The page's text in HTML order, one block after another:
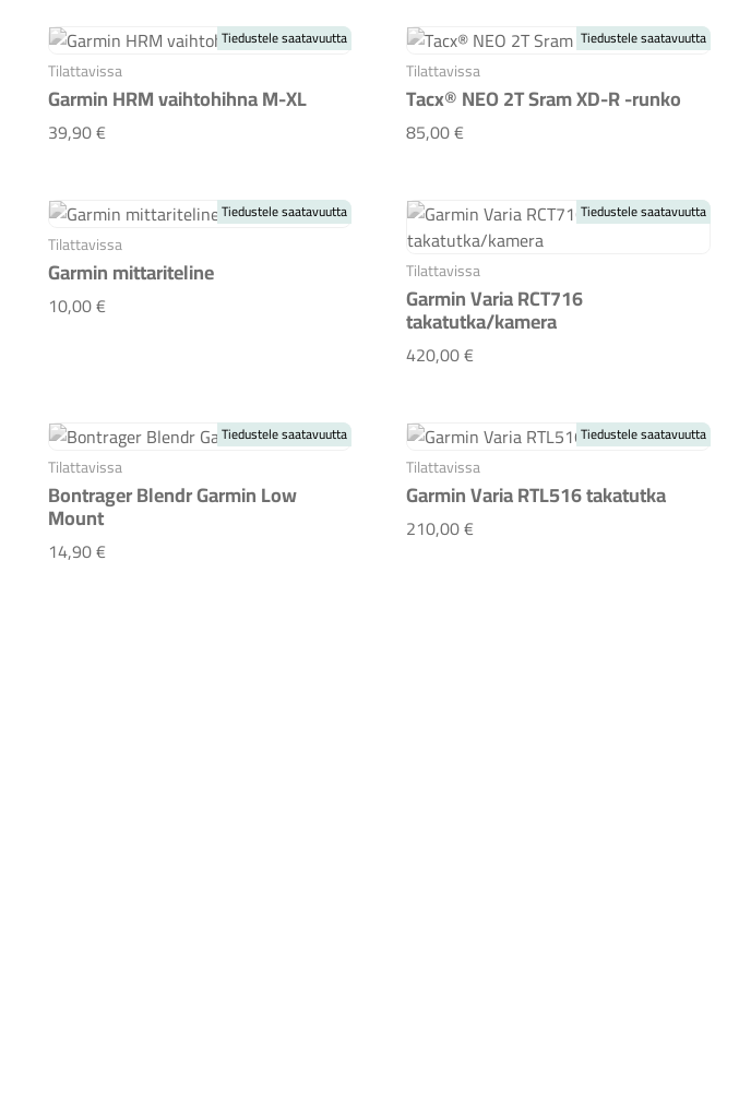
Tilattavissa
Garmin HRM vaihtohihna M-XL
39,90 €Garmin HRM vaihtohihna M-XL
Tiedustele saatavuutta
Tilattavissa
Tacx® NEO 2T Sram XD-R -runko
85,00 €Tacx® NEO 2T Sram XD-R -runko
Tiedustele saatavuutta
Tilattavissa
Garmin mittariteline
10,00 €Garmin mittariteline
Tiedustele saatavuutta
Tilattavissa
Garmin Varia RCT716
takatutka/kamera
420,00 €Garmin Varia RCT716 takatutka/
Tiedustele saatavuutta
Tilattavissa
Bontrager Blendr Garmin Low
Mount
14,90 €Bontrager Blendr Garmin Low Mount
Tiedustele saatavuutta
Tilattavissa
Garmin Varia RTL516 takatutka
210,00 €Garmin Varia RTL516 takatutka
Tiedustele saatavuutta